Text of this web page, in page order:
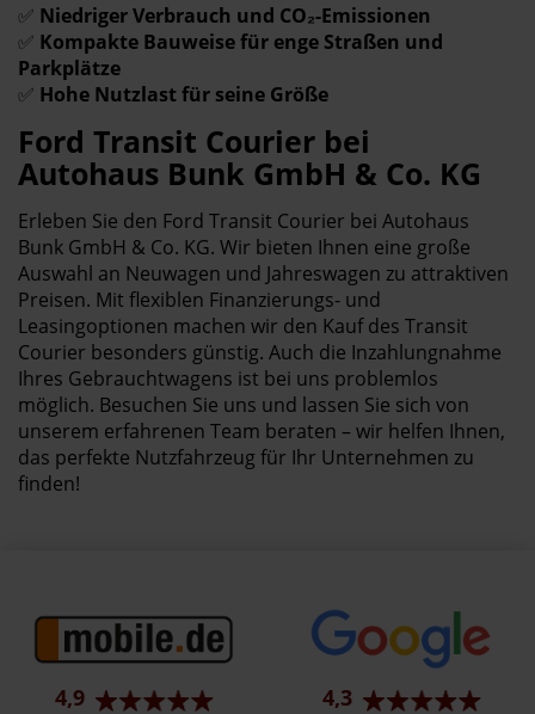
✅ Niedriger Verbrauch und CO₂-Emissionen
✅ Kompakte Bauweise für enge Straßen und
Parkplätze
✅ Hohe Nutzlast für seine Größe
Ford Transit Courier bei
Autohaus Bunk GmbH & Co. KG
Erleben Sie den Ford Transit Courier bei Autohaus
Bunk GmbH & Co. KG. Wir bieten Ihnen eine große
Auswahl an Neuwagen und Jahreswagen zu attraktiven
Preisen. Mit flexiblen Finanzierungs- und
Leasingoptionen machen wir den Kauf des Transit
Courier besonders günstig. Auch die Inzahlungnahme
Ihres Gebrauchtwagens ist bei uns problemlos
möglich. Besuchen Sie uns und lassen Sie sich von
unserem erfahrenen Team beraten – wir helfen Ihnen,
das perfekte Nutzfahrzeug für Ihr Unternehmen zu
finden!
4,9 4,3